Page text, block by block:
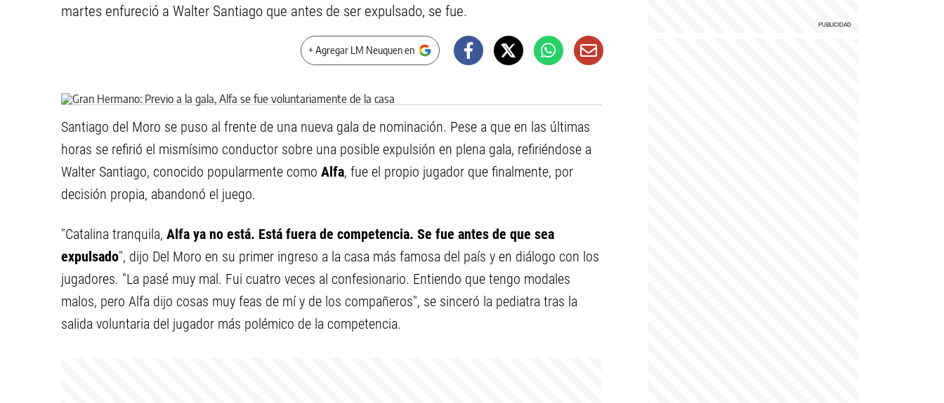
martes enfureció a Walter Santiago que antes de ser expulsado, se fue.
+ Agregar LM Neuquen en
Santiago del Moro se puso al frente de una nueva gala de nominación. Pese a que en las últimas
horas se refirió el mismísimo conductor sobre una posible expulsión en plena gala, refiriéndose a
Walter Santiago, conocido popularmente como Alfa, fue el propio jugador que finalmente, por
decisión propia, abandonó el juego.
"Catalina tranquila, Alfa ya no está. Está fuera de competencia. Se fue antes de que sea
expulsado", dijo Del Moro en su primer ingreso a la casa más famosa del país y en diálogo con los
jugadores. "La pasé muy mal. Fui cuatro veces al confesionario. Entiendo que tengo modales
malos, pero Alfa dijo cosas muy feas de mí y de los compañeros", se sinceró la pediatra tras la
salida voluntaria del jugador más polémico de la competencia.